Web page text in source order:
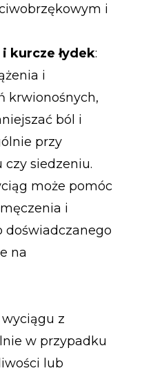
i
kurcze łydek:
i
krwionośnych,
ból i
przy
czy siedzeniu.
może pomóc
i
doświadczanego
na
z
w przypadku
lub